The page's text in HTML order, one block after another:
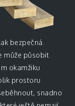
bezpečná.
může působit
okamžiku
prostoru
snadno